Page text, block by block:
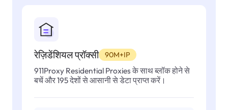
रेज़िडेंशियल प्रॉक्सी 90M+IP
911Proxy Residential Proxies के साथ ब्लॉक होने से
बचें और 195 देशों से आसानी से डेटा प्राप्त करें।